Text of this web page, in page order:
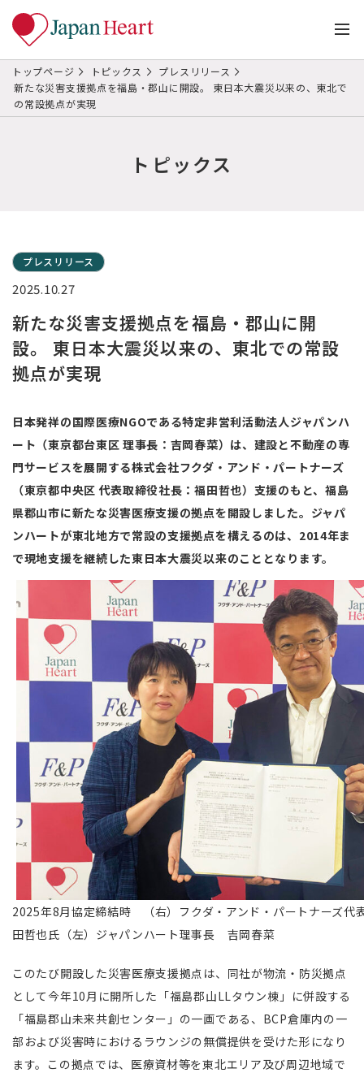
トップページ トピックス
プレスリリース
新たな災害支援拠点を福島・郡山に開設。 東日本大震災以来の、東北で
の常設拠点が実現
トピックス
プレスリリース
2025.10.27
新たな災害支援拠点を福島・郡山に開
設。 東日本大震災以来の、東北での常設
拠点が実現
日本発祥の国際医療NGOである特定非営利活動法人ジャパンハ
ート（東京都台東区 理事長：吉岡春菜）は、建設と不動産の専
門サービスを展開する株式会社フクダ・アンド・パートナーズ
（東京都中央区 代表取締役社長：福田哲也）支援のもと、福島
県郡山市に新たな災害医療支援の拠点を開設しました。ジャパ
ンハートが東北地方で常設の支援拠点を構えるのは、2014年ま
で現地支援を継続した東日本大震災以来のこととなります。
2025年8月協定締結時 （右）フクダ・アンド・パートナーズ代
田哲也氏（左）ジャパンハート理事長 吉岡春菜
このたび開設した災害医療支援拠点は、同社が物流・防災拠点
として今年10月に開所した「福島郡山LLタウン棟」に併設する
「福島郡山未来共創センター」の一画である、BCP倉庫内の一
部および災害時におけるラウンジの無償提供を受けた形になり
ます。この拠点では、医療資材等を東北エリア及び周辺地域で